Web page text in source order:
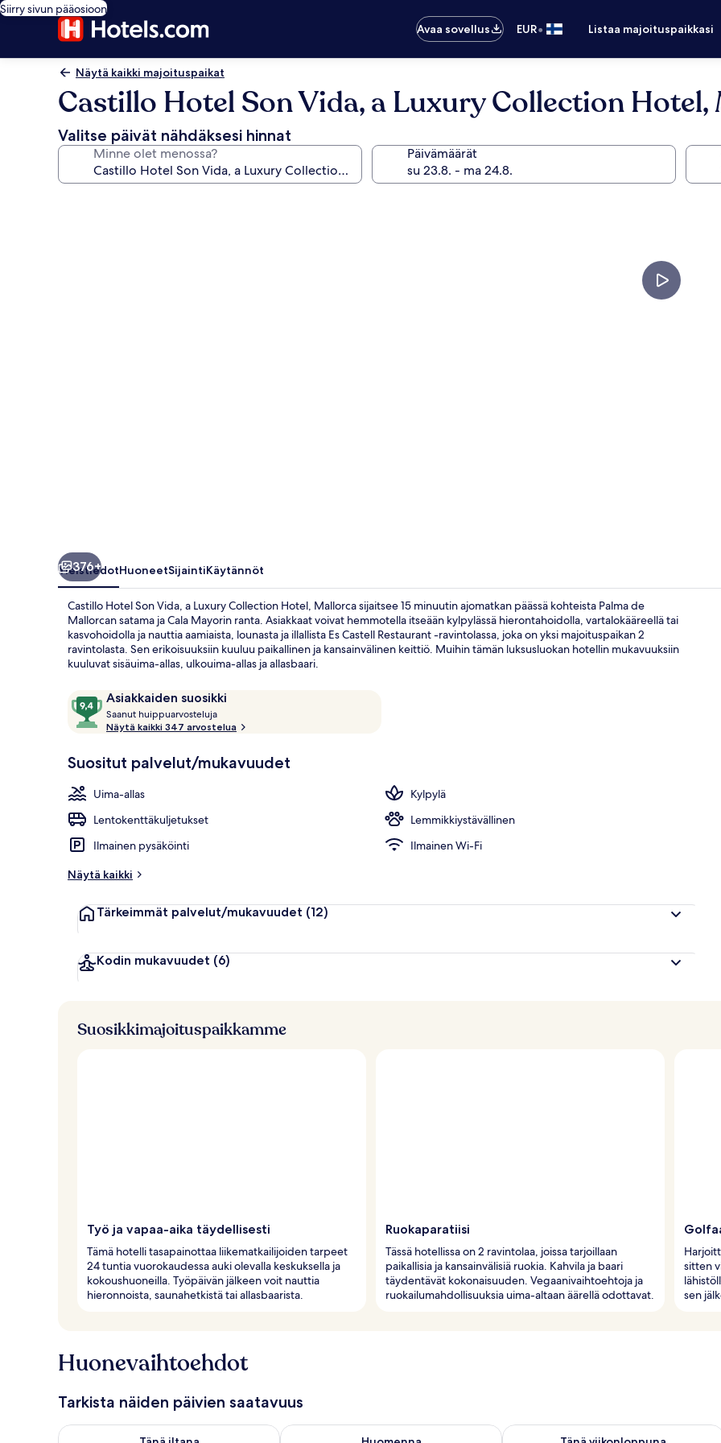
Siirry sivun pääosioon
Avaa sovellus
EUR• Listaa majoituspaikkasi
Näytä kaikki majoituspaikat
Castillo Hotel Son Vida, a Luxury Collection Hotel,
Valitse päivät nähdäksesi hinnat
Minne olet menossa? Päivämäärät
2 ravintolaa,
376+
YleistiedotHuoneetSijaintiKäytännöt
Castillo Hotel Son Vida, a Luxury Collection Hotel, Mallorca sijaitsee 15 minuutin ajomatkan päässä kohteista Palma de
Mallorcan satama ja Cala Mayorin ranta. Asiakkaat voivat hemmotella itseään kylpylässä hierontahoidolla, vartalokääreellä tai
kasvohoidolla ja nauttia aamiaista, lounasta ja illallista Es Castell Restaurant -ravintolassa, joka on yksi majoituspaikan 2
ravintolasta. Sen erikoisuuksiin kuuluu paikallinen ja kansainvälinen keittiö. Muihin tämän luksusluokan hotellin mukavuuksiin
kuuluvat sisäuima-allas, ulkouima-allas ja allasbaari.
ArvostelutAsiakkaiden suosikki
9,4
kautta
10,
suosikki
Saanut huippuarvosteluja
a
n
u
a
r
s
j
Näytä kaikki 347 arvostelua
Suositut palvelut/mukavuudet
Uima-allas
Kylpylä
Lentokenttäkuljetukset
Lemmikkiystävällinen
Ilmainen pysäköinti
Ilmainen Wi-Fi
Näytä kaikki
Tärkeimmät palvelut/mukavuudet (12)
Kodin mukavuudet (6)
Suosikkimajoituspaikkamme
Työ ja vapaa-aika täydellisesti
Tämä hotelli tasapainottaa liikematkailijoiden tarpeet
24 tuntia vuorokaudessa auki olevalla keskuksella ja
kokoushuoneilla. Työpäivän jälkeen voit nauttia
hieronnoista, saunahetkistä tai allasbaarista.
Ruokaparatiisi
Tässä hotellissa on 2 ravintolaa, joissa tarjoillaan
paikallisia ja kansainvälisiä ruokia. Kahvila ja baari
täydentävät kokonaisuuden. Vegaanivaihtoehtoja ja
ruokailumahdollisuuksia uima-altaan äärellä odottavat.
sitten
sen
Huonevaihtoehdot
Tarkista näiden päivien saatavuus
Tarkista tämän illan saatavuus elok. 9 - elok. 10Tarkista huomisen saatavuus elok. 10 - elok. 11Tarkista tämän viikonlopun saatavuus